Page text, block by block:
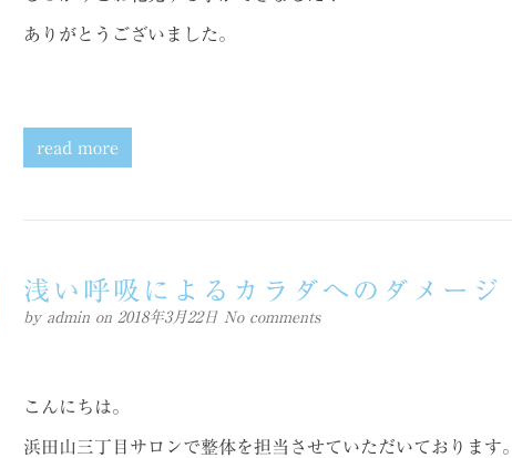
ありがとうございました。
read more
浅い呼吸によるカラダへのダメージ
by admin on 2018年3月22日 No comments
こんにちは。
浜田山三丁目サロンで整体を担当させていただいております。